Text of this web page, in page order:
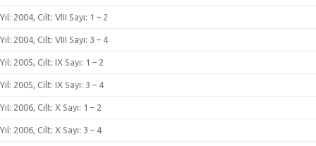
Yıl: 2004, Cilt: VIII Sayı: 1 – 2
Yıl: 2004, Cilt: VIII Sayı: 3 – 4
Yıl: 2005, Cilt: IX Sayı: 1 – 2
Yıl: 2005, Cilt: IX Sayı: 3 – 4
Yıl: 2006, Cilt: X Sayı: 1 – 2
Yıl: 2006, Cilt: X Sayı: 3 – 4